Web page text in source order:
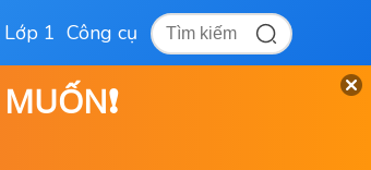
Lớp 1 Công cụ